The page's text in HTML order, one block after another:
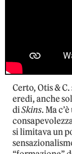
Certo, Otis &
eredi, anche
diSkins. Ma
si limitava un